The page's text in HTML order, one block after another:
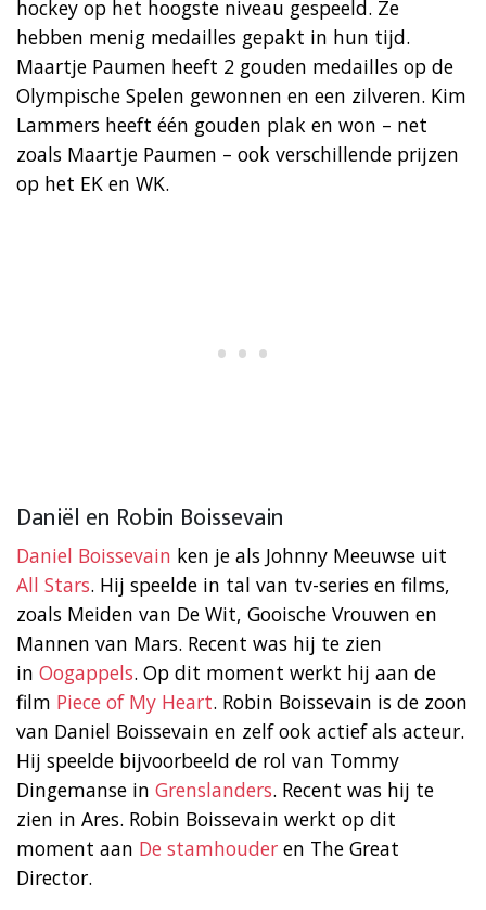
hockey op het hoogste niveau gespeeld. Ze
hebben menig medailles gepakt in hun tijd.
Maartje Paumen heeft 2 gouden medailles op de
Olympische Spelen gewonnen en een zilveren. Kim
Lammers heeft één gouden plak en won – net
zoals Maartje Paumen – ook verschillende prijzen
op het EK en WK.
Daniël en Robin Boissevain
Daniel Boissevain ken je als Johnny Meeuwse uit
All Stars. Hij speelde in tal van tv-series en films,
zoals Meiden van De Wit, Gooische Vrouwen en
Mannen van Mars. Recent was hij te zien
in Oogappels. Op dit moment werkt hij aan de
film Piece of My Heart. Robin Boissevain is de zoon
van Daniel Boissevain en zelf ook actief als acteur.
Hij speelde bijvoorbeeld de rol van Tommy
Dingemanse in Grenslanders. Recent was hij te
zien in Ares. Robin Boissevain werkt op dit
moment aan De stamhouder en The Great
Director.